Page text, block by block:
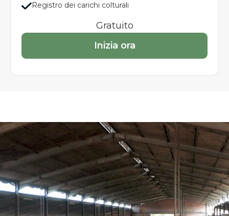
Registro dei carichi colturali
Gratuito
Inizia ora